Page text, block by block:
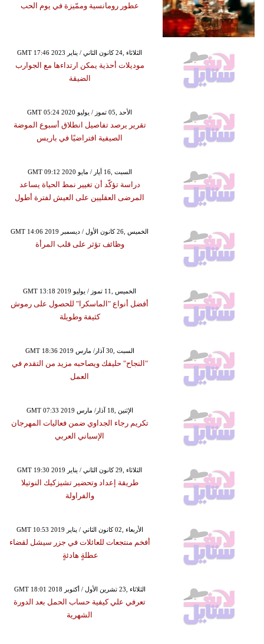
عطور رومانسية وممّيزة في يوم الحب
GMT 17:46 2023 الثلاثاء ,24 كانون الثاني / يناير
موديلات أحذية يمكن ارتداءها مع الجوارب
الضيقة
GMT 05:24 2020 الأحد ,05 تموز / يوليو
تقرير يرصد تفاصيل انطلاق أسبوع الموضة
الصيفية افتراضيًا في باريس
GMT 09:12 2020 السبت ,16 أيار / مايو
دراسة تؤكّد أن تغيير نمط الحياة يساعد
المرضى العقليين على العيش لفترة أطول
GMT 14:06 2019 الخميس ,26 كانون الأول / ديسمبر
وظائف تؤثر على قلب المرأة
GMT 13:18 2019 الخميس ,11 تموز / يوليو
أفضل أنواع "الماسكرا" للحصول على رموش
كثيفة وطويلة
GMT 18:36 2019 السبت ,30 آذار/ مارس
"النجاح" حليفك ويصاحبه مزيد من التقدم في
العمل
GMT 07:33 2019 الإثنين ,18 آذار/ مارس
تكريم رجاء الجداوي ضمن فعاليات المهرجان
الإسباني العربي
GMT 19:30 2019 الثلاثاء ,29 كانون الثاني / يناير
طريقة إعداد وتحضير تشيزكيك النوتيلا
والفراولة
GMT 10:53 2019 الأربعاء ,02 كانون الثاني / يناير
أفخم منتجعات للعائلات في جزر سيشل لقضاء
عطلةٍ هادئةٍ
GMT 18:01 2018 الثلاثاء ,23 تشرين الأول / أكتوبر
تعرفي علي كيفية حساب الحمل بعد الدورة
الشهرية